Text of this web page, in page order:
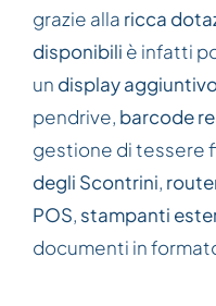
grazie alla ricca
disponibili è infatti
un display
pendrive, barcode
gestione di tessere
degli Scontrini,
POS, stampanti
documenti in